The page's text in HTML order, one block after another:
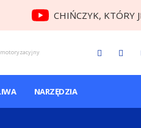
CHIŃCZYK, KTÓRY
NARZĘDZIA